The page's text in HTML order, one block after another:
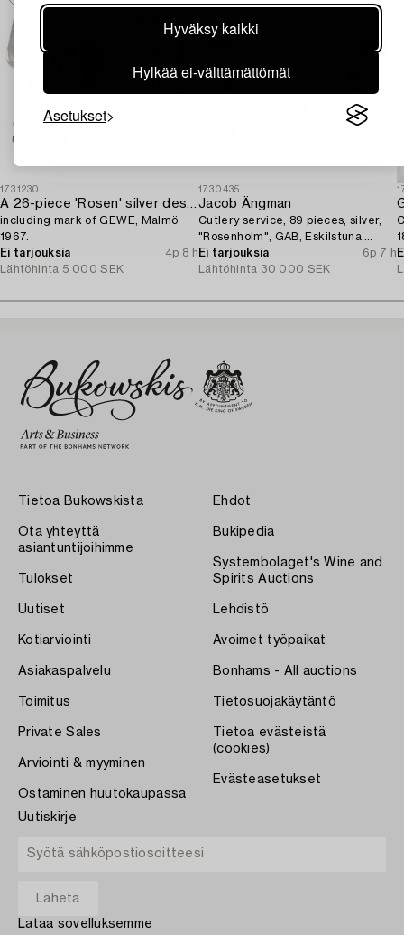
Hyväksy kaikki
Hylkää ei-välttämättömät
Asetukset
1731230
A 26-piece 'Rosen' silver dessert flatware-service,
including mark of GEWE, Malmö
1967.
Ei tarjouksia
4p 8 h
Lähtöhinta 5 000 SEK
1730435
Jacob Ängman
Cutlery service, 89 pieces, silver,
"Rosenholm", GAB, Eskilstuna,
1961-87.
Ei tarjouksia
6p 7 h
Lähtöhinta 30 000 SEK
Tietoa Bukowskista
Ota yhteyttä
asiantuntijoihimme
Tulokset
Uutiset
Kotiarviointi
Asiakaspalvelu
Toimitus
Private Sales
Arviointi & myyminen
Ostaminen huutokaupassa
Ehdot
Bukipedia
Systembolaget's Wine and
Spirits Auctions
Lehdistö
Avoimet työpaikat
Bonhams - All auctions
Tietosuojakäytäntö
Tietoa evästeistä
(cookies)
Evästeasetukset
Uutiskirje
Lataa sovelluksemme